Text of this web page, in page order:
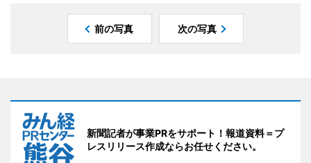
前の写真 次の写真
新聞記者が事業PRをサポート！報道資料＝プ
レスリリース作成ならお任せください。